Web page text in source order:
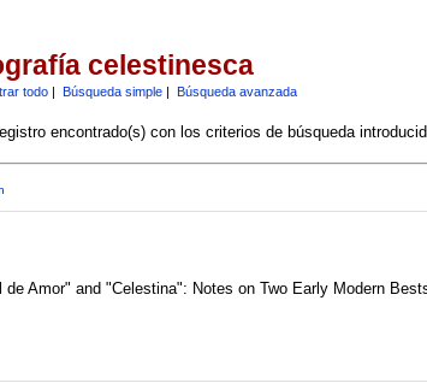
celestinesca
todo| Búsqueda simple| Búsqueda avanzada
encontrado(s) con los criterios de búsqueda
Amor" and "Celestina": Notes on Two Early Modern